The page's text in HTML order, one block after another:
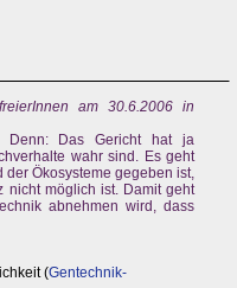
am 30.6.2006 in
Denn: Das Gericht hat ja
wahr sind. Es geht
Ökosysteme gegeben ist,
nicht möglich ist. Damit geht
abnehmen wird, dass
(Gentechnik-